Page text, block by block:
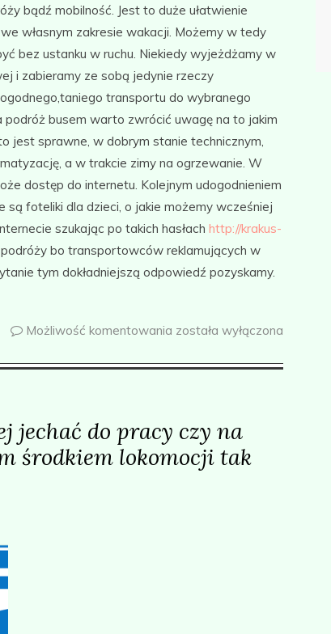
bądź mobilność. Jest to duże ułatwienie
własnym zakresie wakacji. Możemy w tedy
bez ustanku w ruchu. Niekiedy wyjeżdżamy w
i zabieramy ze sobą jedynie rzeczy
transportu do wybranego
podróż busem warto zwrócić uwagę na to jakim
jest sprawne, w dobrym stanie technicznym,
a w trakcie zimy na ogrzewanie. W
dostęp do internetu. Kolejnym udogodnieniem
foteliki dla dzieci, o jakie możemy wcześniej
szukając po takich hasłach http://krakus-
bo transportowców reklamujących w
tym dokładniejszą odpowiedź pozyskamy.
Możliwość komentowania została wyłączona
jechać do pracy czy na
środkiem lokomocji tak